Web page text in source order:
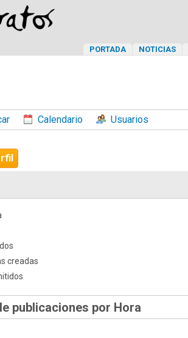
PORTADA NOTICIAS
Calendario Usuarios
creadas
publicaciones por Hora